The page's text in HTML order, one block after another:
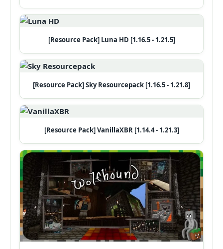
[Resource Pack] Luna HD [1.16.5 - 1.21.5]
[Resource Pack] Sky Resourcepack [1.16.5 - 1.21.8]
[Resource Pack] VanillaXBR [1.14.4 - 1.21.3]